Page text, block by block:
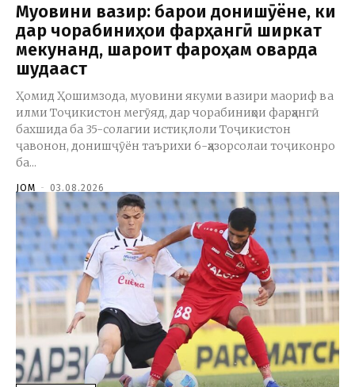
Муовини вазир: барои донишҷӯёне, ки
дар чорабиниҳои фарҳангӣ ширкат
мекунанд, шароит фароҳам оварда
шудааст
Ҳомид Ҳошимзода, муовини якуми вазири маориф ва
илми Тоҷикистон мегӯяд, дар чорабиниҳои фарҳангӣ
бахшида ба 35-солагии истиқлоли Тоҷикистон
ҷавонон, донишҷӯён таърихи 6-ҳазорсолаи тоҷиконро
ба...
JOM - 03.08.2026